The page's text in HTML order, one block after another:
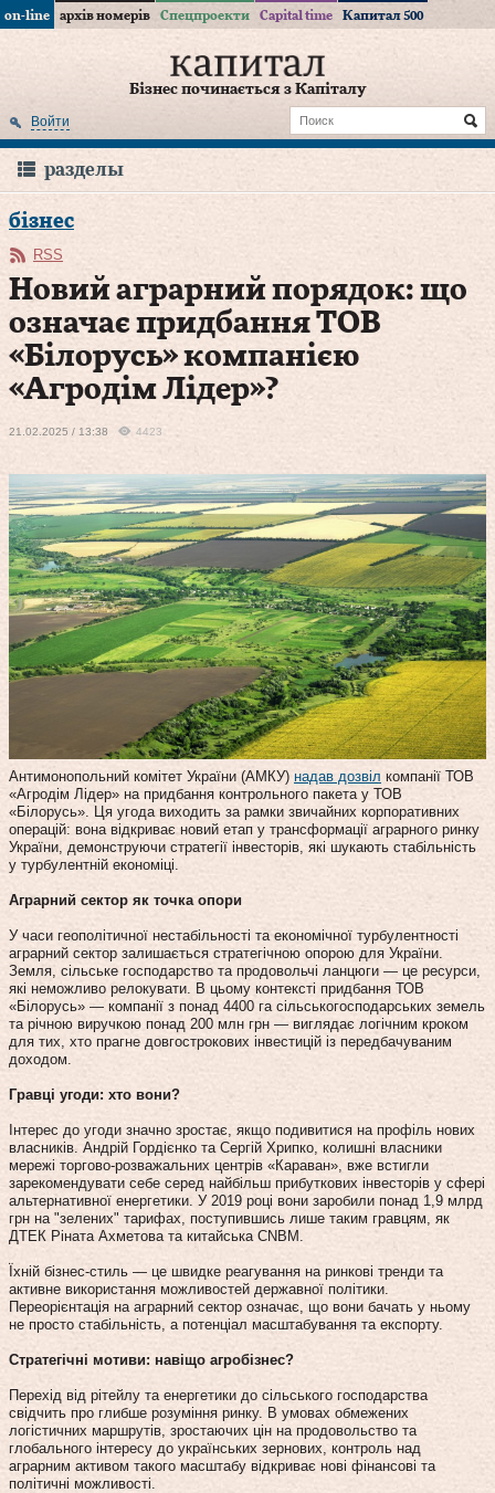
on-line архів номерів Спецпроекти Capital time Капитал 500
Бізнес починається з Капіталу
Войти
разделы
бізнес
RSS
Новий аграрний порядок: що
означає придбання ТОВ
«Білорусь» компанією
«Агродім Лідер»?
21.02.2025 / 13:38 4423
Антимонопольний комітет України (АМКУ) надав дозвіл компанії ТОВ
«Агродім Лідер» на придбання контрольного пакета у ТОВ
«Білорусь». Ця угода виходить за рамки звичайних корпоративних
операцій: вона відкриває новий етап у трансформації аграрного ринку
України, демонструючи стратегії інвесторів, які шукають стабільність
у турбулентній економіці.
Аграрний сектор як точка опори
У часи геополітичної нестабільності та економічної турбулентності
аграрний сектор залишається стратегічною опорою для України.
Земля, сільське господарство та продовольчі ланцюги — це ресурси,
які неможливо релокувати. В цьому контексті придбання ТОВ
«Білорусь» — компанії з понад 4400 га сільськогосподарських земель
та річною виручкою понад 200 млн грн — виглядає логічним кроком
для тих, хто прагне довгострокових інвестицій із передбачуваним
доходом.
Гравці угоди: хто вони?
Інтерес до угоди значно зростає, якщо подивитися на профіль нових
власників. Андрій Гордієнко та Сергій Хрипко, колишні власники
мережі торгово-розважальних центрів «Караван», вже встигли
зарекомендувати себе серед найбільш прибуткових інвесторів у сфері
альтернативної енергетики. У 2019 році вони заробили понад 1,9 млрд
грн на "зелених" тарифах, поступившись лише таким гравцям, як
ДТЕК Ріната Ахметова та китайська CNBM.
Їхній бізнес-стиль — це швидке реагування на ринкові тренди та
активне використання можливостей державної політики.
Переорієнтація на аграрний сектор означає, що вони бачать у ньому
не просто стабільність, а потенціал масштабування та експорту.
Стратегічні мотиви: навіщо агробізнес?
Перехід від рітейлу та енергетики до сільського господарства
свідчить про глибше розуміння ринку. В умовах обмежених
логістичних маршрутів, зростаючих цін на продовольство та
глобального інтересу до українських зернових, контроль над
аграрним активом такого масштабу відкриває нові фінансові та
політичні можливості.